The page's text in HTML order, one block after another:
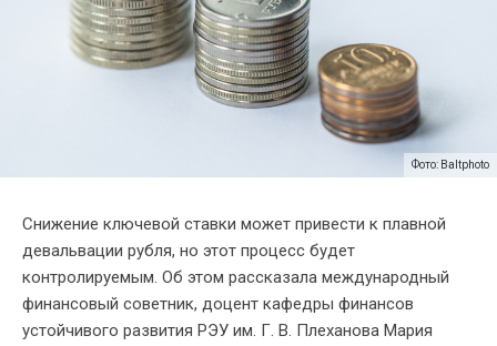
Фото: Baltphoto
Снижение ключевой ставки может привести к плавной
девальвации рубля, но этот процесс будет
контролируемым. Об этом рассказала международный
финансовый советник, доцент кафедры финансов
устойчивого развития РЭУ им. Г. В. Плеханова Мария